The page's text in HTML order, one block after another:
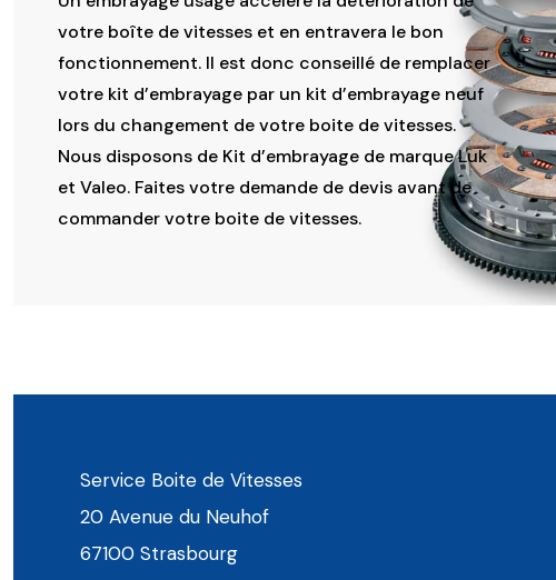
votre boîte de vitesses et en entravera le bon
fonctionnement. Il est donc conseillé de remplacer
votre kit d’embrayage par un kit d’embrayage neuf
lors du changement de votre boite de vitesses.
Nous disposons de Kit d’embrayage de marque Luk
et Valeo. Faites votre demande de devis avant de
commander votre boite de vitesses.
Service Boite de Vitesses
20 Avenue du Neuhof
67100 Strasbourg